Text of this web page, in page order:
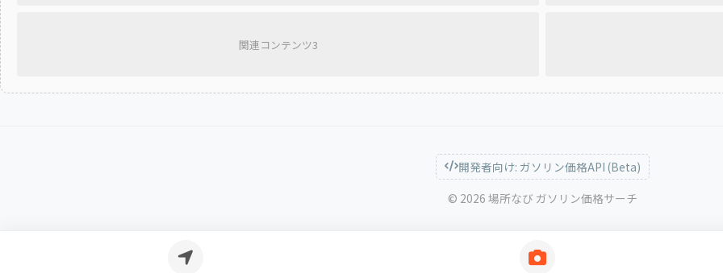
関連コンテンツ3
開発者向け: ガソリン価格API (Beta)
© 2026 場所なび ガソリン価格サーチ